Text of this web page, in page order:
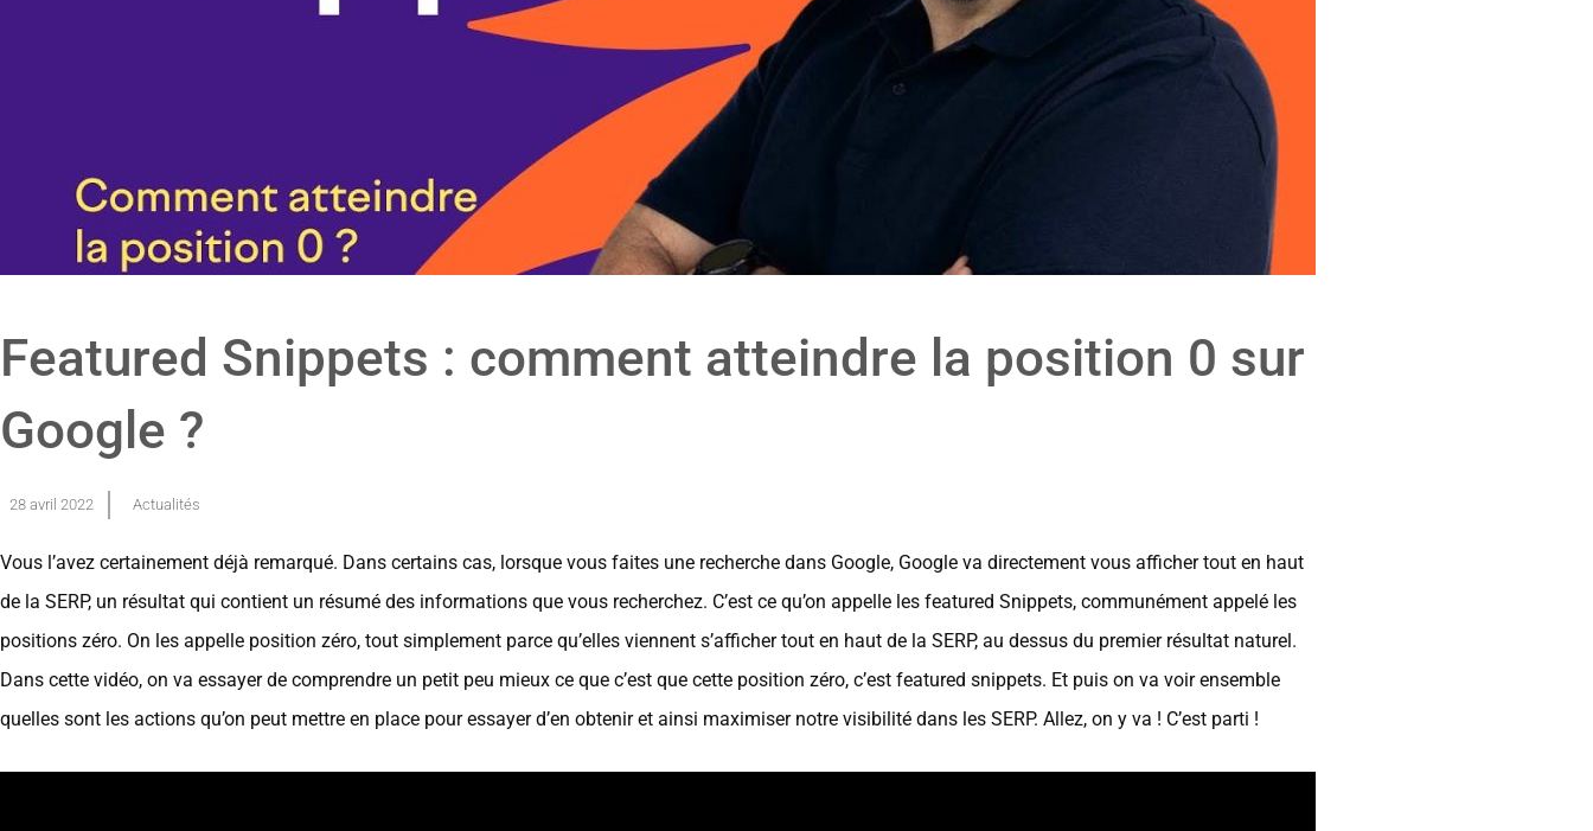
Featured Snippets : comment atteindre la position 0 sur
Google ?
28 avril 2022 Actualités
Vous l’avez certainement déjà remarqué. Dans certains cas, lorsque vous faites une recherche dans Google, Google va directement vous afficher tout en haut
de la SERP, un résultat qui contient un résumé des informations que vous recherchez. C’est ce qu’on appelle les featured Snippets, communément appelé les
positions zéro. On les appelle position zéro, tout simplement parce qu’elles viennent s’afficher tout en haut de la SERP, au dessus du premier résultat naturel.
Dans cette vidéo, on va essayer de comprendre un petit peu mieux ce que c’est que cette position zéro, c’est featured snippets. Et puis on va voir ensemble
quelles sont les actions qu’on peut mettre en place pour essayer d’en obtenir et ainsi maximiser notre visibilité dans les SERP. Allez, on y va ! C’est parti !